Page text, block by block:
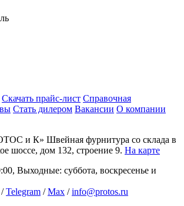
Скачать прайс-лист Справочная
Стать дилером Вакансии О компании
и К» Швейная фурнитура со склада в
шоссе, дом 132, строение 9. На карте
Выходные: суббота, воскресенье и
/Telegram /Max /info@protos.ru